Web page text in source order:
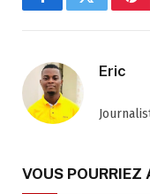
FacebookTwitter
Eric
VOUS POURRIEZ